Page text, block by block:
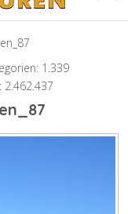
1.339
2.462.437